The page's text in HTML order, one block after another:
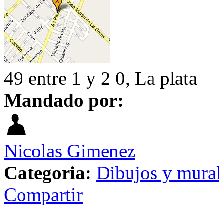
49 entre 1 y 2 0, La plata
Mandado por:
Nicolas Gimenez
Categoria: Dibujos y
Compartir